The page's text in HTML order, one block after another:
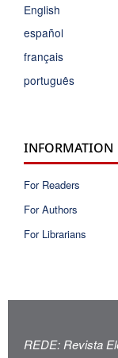
English
español
français
português
INFORMATION
For Readers
For Authors
For Librarians
REDE: Revista